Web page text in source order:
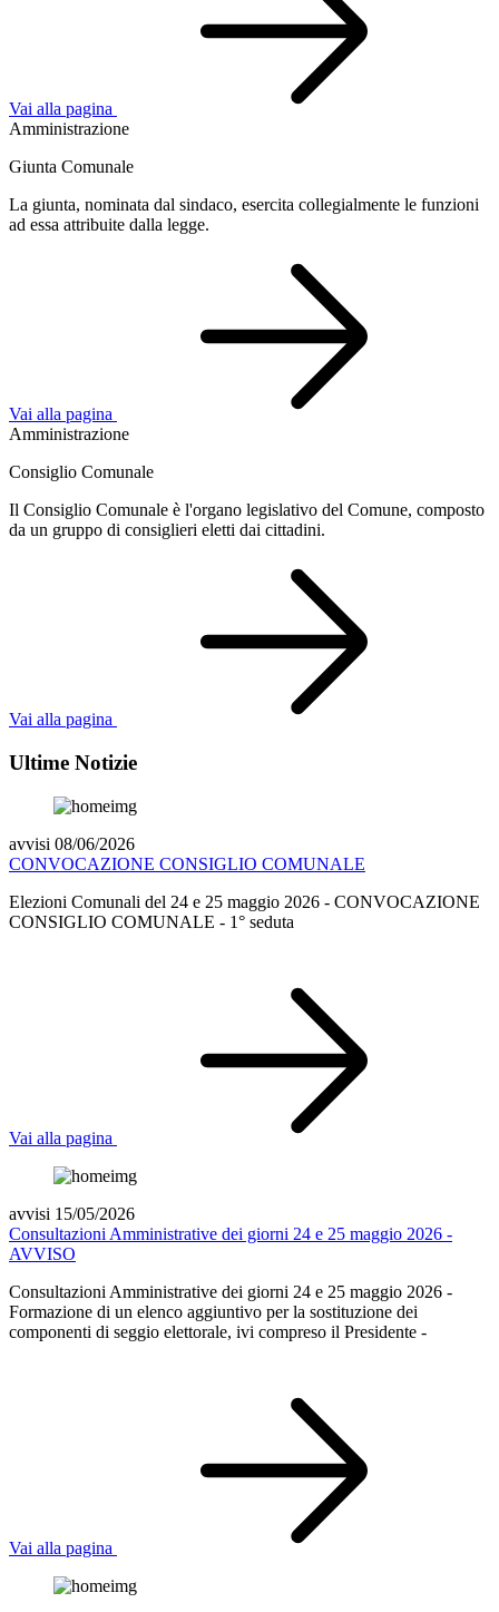
Vai alla pagina
Amministrazione
Giunta Comunale
La giunta, nominata dal sindaco, esercita collegialmente le funzioni
ad essa attribuite dalla legge.
Vai alla pagina
Amministrazione
Consiglio Comunale
Il Consiglio Comunale è l'organo legislativo del Comune, composto
da un gruppo di consiglieri eletti dai cittadini.
Vai alla pagina
Ultime Notizie
avvisi 08/06/2026
CONVOCAZIONE CONSIGLIO COMUNALE
Elezioni Comunali del 24 e 25 maggio 2026 - CONVOCAZIONE
CONSIGLIO COMUNALE - 1° seduta
Vai alla pagina
avvisi 15/05/2026
Consultazioni Amministrative dei giorni 24 e 25 maggio 2026 -
AVVISO
Consultazioni Amministrative dei giorni 24 e 25 maggio 2026 -
Formazione di un elenco aggiuntivo per la sostituzione dei
componenti di seggio elettorale, ivi compreso il Presidente -
Vai alla pagina